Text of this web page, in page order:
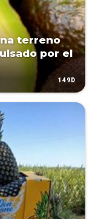
terreno
por el
149D